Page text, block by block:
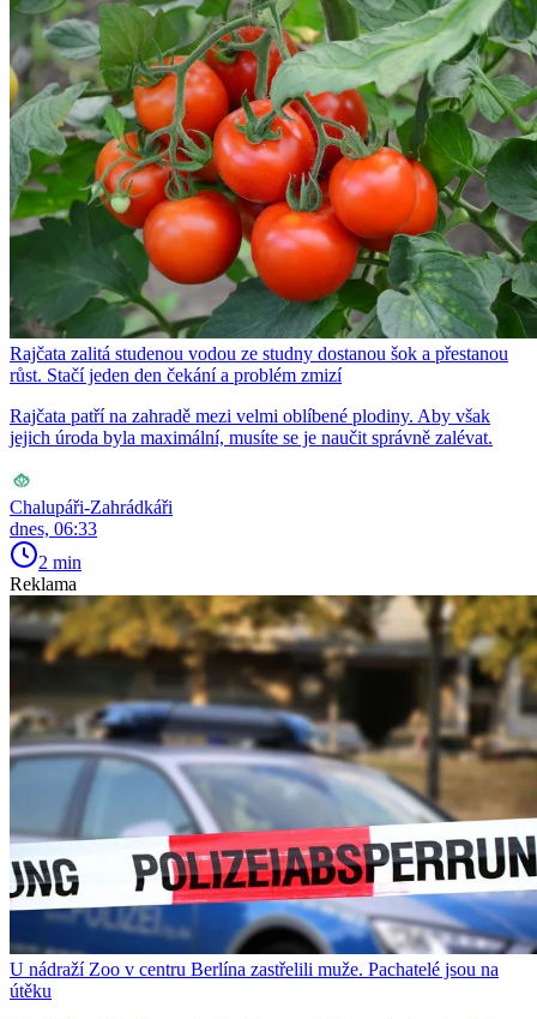
Rajčata zalitá studenou vodou ze studny dostanou šok a přestanou
růst. Stačí jeden den čekání a problém zmizí
Rajčata patří na zahradě mezi velmi oblíbené plodiny. Aby však
jejich úroda byla maximální, musíte se je naučit správně zalévat.
Chalupáři-Zahrádkáři
dnes, 06:33
2 min
Reklama
U nádraží Zoo v centru Berlína zastřelili muže. Pachatelé jsou na
útěku